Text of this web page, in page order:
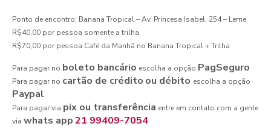
Ponto de encontro: Banana Tropical – Av. Princesa Isabel, 254 – Leme
R$40,00 por pessoa somente a trilha
R$70,00 por pessoa Café da Manhã no Banana Tropical + Trilha
Para pagar no boleto bancário escolha a opção PagSeguro
Para pagar no cartão de crédito ou débito escolha a opção
Paypal
Para pagar via pix ou transferência entre em contato com a gente
via whats app21 99409-7054